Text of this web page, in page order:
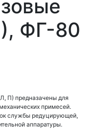
ФГ-80
П) предназачены для
примесей.
службы редуцирующей,
аппаратуры.